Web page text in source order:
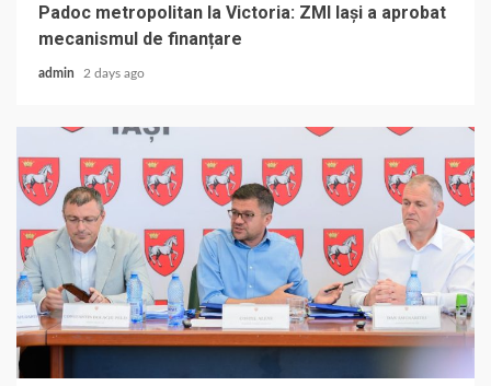
Padoc metropolitan la Victoria: ZMI Iași a aprobat
mecanismul de finanțare
admin 2 days ago